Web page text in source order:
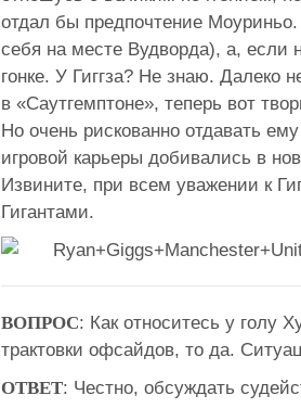
отдал бы предпочтение
себя на месте Вудворда), а, если
гонке. У Гиггза? Не знаю. Далеко
в «Саутгемптоне», теперь вот
Но очень рискованно отдавать
игровой карьеры добивались в
Извините, при всем уважении к
Гигантами.
ВОПРОС: Как относитесь у
трактовки офсайдов, то да.
ОТВЕТ: Честно, обсуждать